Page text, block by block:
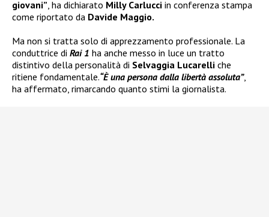
giovani”, ha dichiarato Milly Carlucci in conferenza stampa
come riportato da Davide Maggio.
Ma non si tratta solo di apprezzamento professionale. La
conduttrice di Rai 1 ha anche messo in luce un tratto
distintivo della personalità di Selvaggia Lucarelli che
ritiene fondamentale.“È una persona dalla libertà assoluta”,
ha affermato, rimarcando quanto stimi la giornalista.